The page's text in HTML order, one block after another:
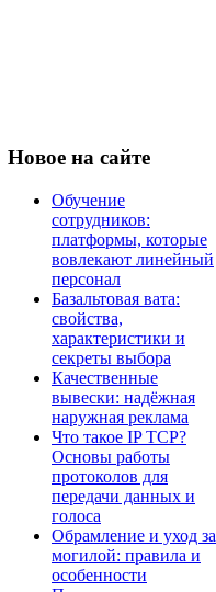
Новое на сайте
Обучение
сотрудников:
платформы, которые
вовлекают линейный
персонал
Базальтовая вата:
свойства,
характеристики и
секреты выбора
Качественные
вывески: надёжная
наружная реклама
Что такое IP TCP?
Основы работы
протоколов для
передачи данных и
голоса
Обрамление и уход за
могилой: правила и
особенности